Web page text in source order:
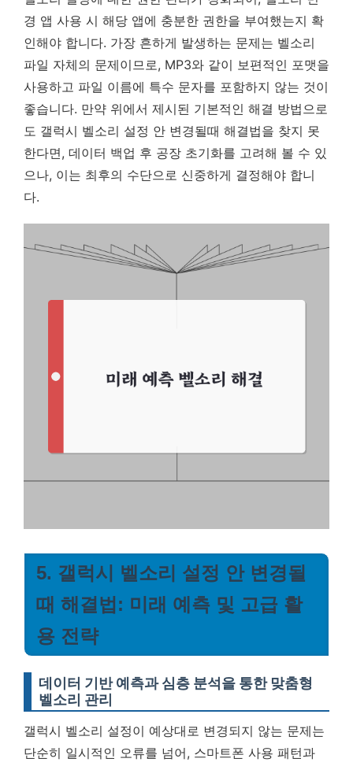
경 앱 사용 시 해당 앱에 충분한 권한을 부여했는지 확
인해야 합니다. 가장 흔하게 발생하는 문제는 벨소리
파일 자체의 문제이므로, MP3와 같이 보편적인 포맷을
사용하고 파일 이름에 특수 문자를 포함하지 않는 것이
좋습니다. 만약 위에서 제시된 기본적인 해결 방법으로
도 갤럭시 벨소리 설정 안 변경될때 해결법을 찾지 못
한다면, 데이터 백업 후 공장 초기화를 고려해 볼 수 있
으나, 이는 최후의 수단으로 신중하게 결정해야 합니
다.
5. 갤럭시 벨소리 설정 안 변경될
때 해결법: 미래 예측 및 고급 활
용 전략
데이터 기반 예측과 심층 분석을 통한 맞춤형
벨소리 관리
갤럭시 벨소리 설정이 예상대로 변경되지 않는 문제는
단순히 일시적인 오류를 넘어, 스마트폰 사용 패턴과